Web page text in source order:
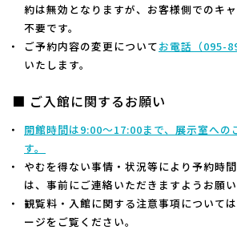
約は無効となりますが、お客様側でのキ
不要です。
ご予約内容の変更についてお電話（095-
いたします。
■ ご入館に関するお願い
開館時間は9:00～17:00まで、展示室への
す。
やむを得ない事情・状況等により予約時
は、事前にご連絡いただきますようお願い
観覧料・入館に関する注意事項について
ージをご覧ください。